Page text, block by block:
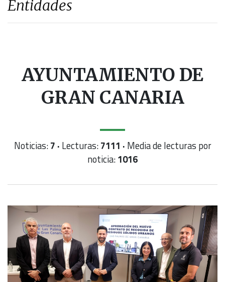
Entidades
AYUNTAMIENTO DE
GRAN CANARIA
Noticias:7 · Lecturas:7111 · Media de lecturas por
noticia:1016